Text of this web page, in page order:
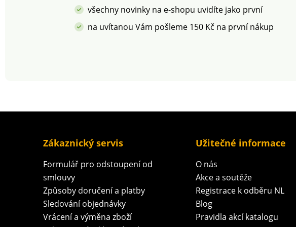
všechny novinky na e-shopu uvidíte jako první
na uvítanou Vám pošleme 150 Kč na první nákup
Zákaznický servis
Formulář pro odstoupení od
smlouvy
Způsoby doručení a platby
Sledování objednávky
Vrácení a výměna zboží
Užitečné informace
O nás
Akce a soutěže
Registrace k odběru NL
Blog
Pravidla akcí katalogu